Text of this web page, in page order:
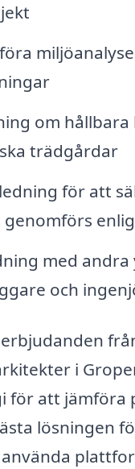
om
trädgårdar
för att
med
och
i
för att jämföra
lösningen